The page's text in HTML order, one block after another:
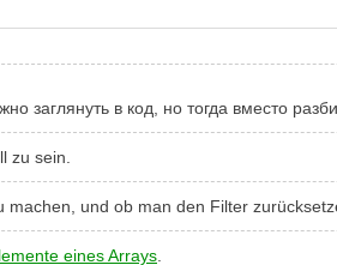
заглянуть в код, но тогда вместо
zu sein.
und ob man den Filter
eines Arrays.